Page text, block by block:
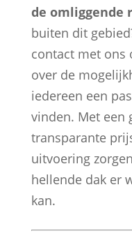
de omliggende
buiten dit
contact met ons
over de
iedereen een
vinden. Met een
transparante
uitvoering
hellende dak er
kan.